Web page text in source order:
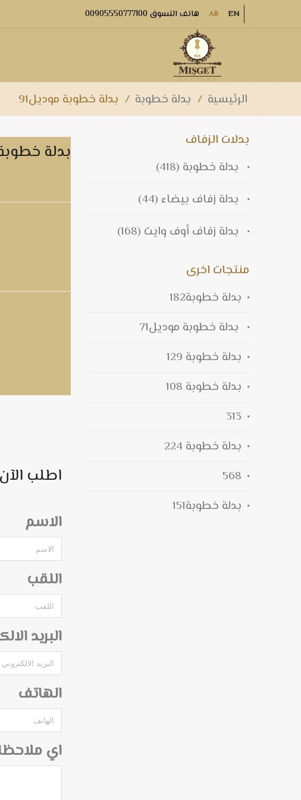
AR EN هاتف التسوق 00905550777100
الرئيسية / بدلة خطوبة / بدلة خطوبة موديل91
بدلات الزفاف
بدلة خطوبة (418)
بدلة زفاف بيضاء (44)
بدلة زفاف أوف وايت (168)
منتجات اخرى
بدلة خطوبة182
بدلة خطوبة موديل71
بدلة خطوبة 129
بدلة خطوبة 108
313
بدلة خطوبة 224
568
بدلة خطوبة151
بدلة
اطلب الآن
الاسم
اللقب
البريد
الهاتف
اي